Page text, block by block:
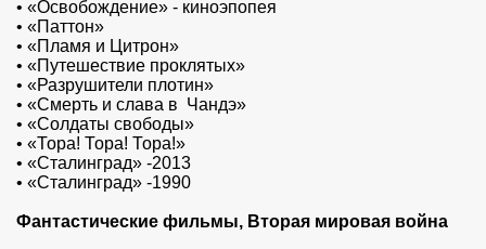
• «Освобождение» - киноэпопея
• «Паттон»
• «Пламя и Цитрон»
• «Путешествие проклятых»
• «Разрушители плотин»
• «Смерть и слава в Чандэ»
• «Солдаты свободы»
• «Тора! Тора! Тора!»
• «Сталинград» -2013
• «Сталинград» -1990
Фантастические фильмы, Вторая мировая война